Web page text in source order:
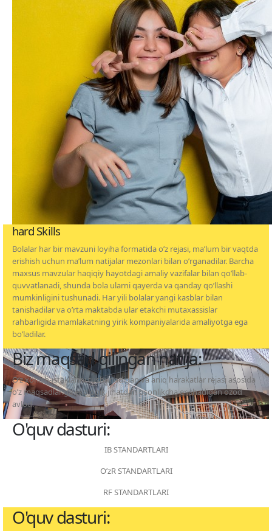
hard Skills
Bolalar har bir mavzuni loyiha formatida o’z rejasi, ma’lum bir vaqtda
erishish uchun ma’lum natijalar mezonlari bilan o’rganadilar. Barcha
maxsus mavzular haqiqiy hayotdagi amaliy vazifalar bilan qo’llab-
quvvatlanadi, shunda bola ularni qayerda va qanday qo’llashi
mumkinligini tushunadi. Har yili bolalar yangi kasblar bilan
tanishadilar va o’rta maktabda ular etakchi mutaxassislar
rahbarligida mamlakatning yirik kompaniyalarida amaliyotga ega
bo’ladilar.
Biz maqsad qilingan natija:
O’z xohish-istaklarini tushunadigan va aniq harakatlar rejasi asosida
o’z maqsadlariga ekologik jihatdan osonlikcha erishadigan ozod
avlod.
O'quv dasturi:
IB STANDARTLARI
O’zR STANDARTLARI
RF STANDARTLARI
O'quv dasturi: